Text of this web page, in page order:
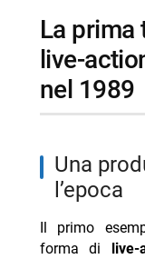
Druckmann
futuri: progetti
ulteriori
videoludiche.
--
- Programmi
la prima trasposizione tv in
live-
nel 1989
una produzione innovativa per
l’epoca
Il primo
forma di
live-